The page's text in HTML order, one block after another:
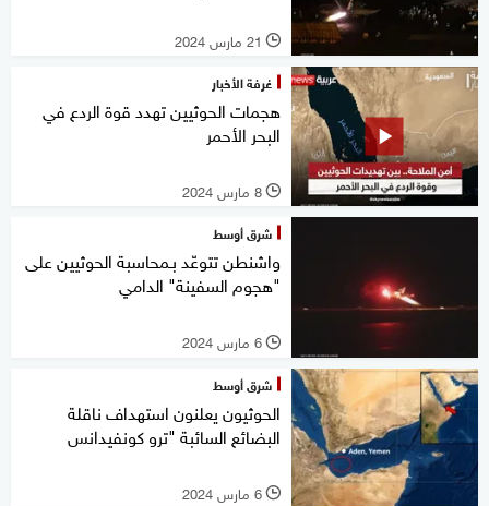
l 21 مارس 2024
غرفة الأخبار
هجمات الحوثيين تهدد قوة الردع في
البحر الأحمر
l 8 مارس 2024
شرق أوسط
واشنطن تتوعّد بـمحاسبة الحوثيين على
"هجوم السفينة" الدامي
l 6 مارس 2024
شرق أوسط
الحوثيون يعلنون استهداف ناقلة
البضائع السائبة "ترو كونفيدانس
l 6 مارس 2024